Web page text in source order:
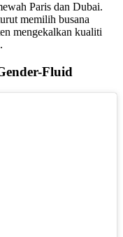
Paris dan Dubai.
memilih busana
mengekalkan kualiti
Fluid